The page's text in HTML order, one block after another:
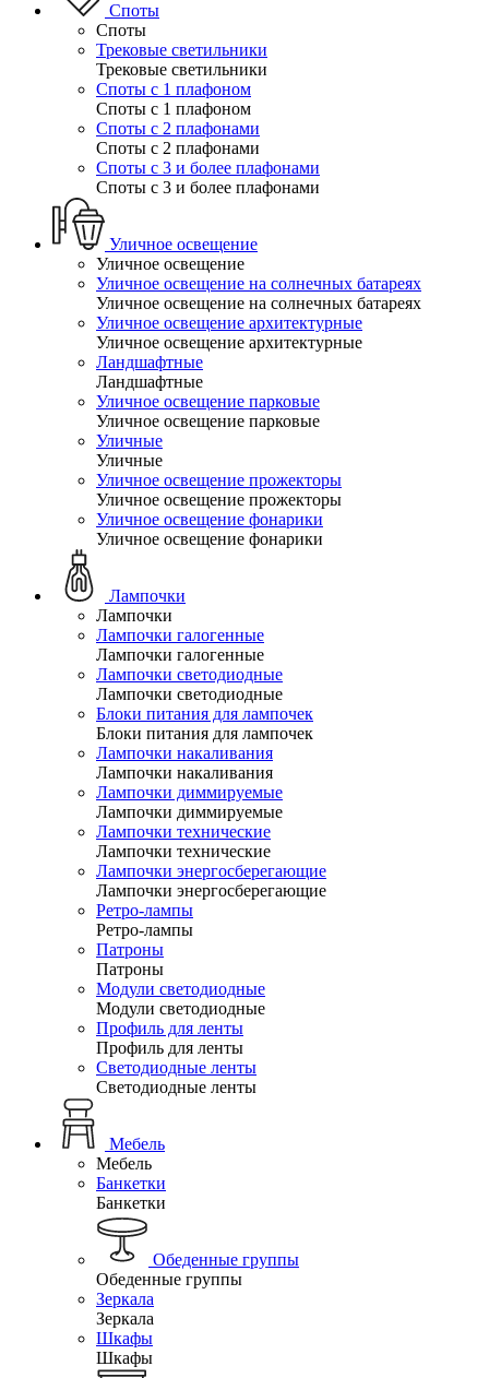
Споты
Споты
Трековые светильники
Трековые светильники
Споты с 1 плафоном
Споты с 1 плафоном
Споты с 2 плафонами
Споты с 2 плафонами
Споты с 3 и более плафонами
Споты с 3 и более плафонами
Уличное освещение
Уличное освещение
Уличное освещение на солнечных батареях
Уличное освещение на солнечных батареях
Уличное освещение архитектурные
Уличное освещение архитектурные
Ландшафтные
Ландшафтные
Уличное освещение парковые
Уличное освещение парковые
Уличные
Уличные
Уличное освещение прожекторы
Уличное освещение прожекторы
Уличное освещение фонарики
Уличное освещение фонарики
Лампочки
Лампочки
Лампочки галогенные
Лампочки галогенные
Лампочки светодиодные
Лампочки светодиодные
Блоки питания для лампочек
Блоки питания для лампочек
Лампочки накаливания
Лампочки накаливания
Лампочки диммируемые
Лампочки диммируемые
Лампочки технические
Лампочки технические
Лампочки энергосберегающие
Лампочки энергосберегающие
Ретро-лампы
Ретро-лампы
Патроны
Патроны
Модули светодиодные
Модули светодиодные
Профиль для ленты
Профиль для ленты
Светодиодные ленты
Светодиодные ленты
Мебель
Мебель
Банкетки
Банкетки
Обеденные группы
Обеденные группы
Зеркала
Зеркала
Шкафы
Шкафы